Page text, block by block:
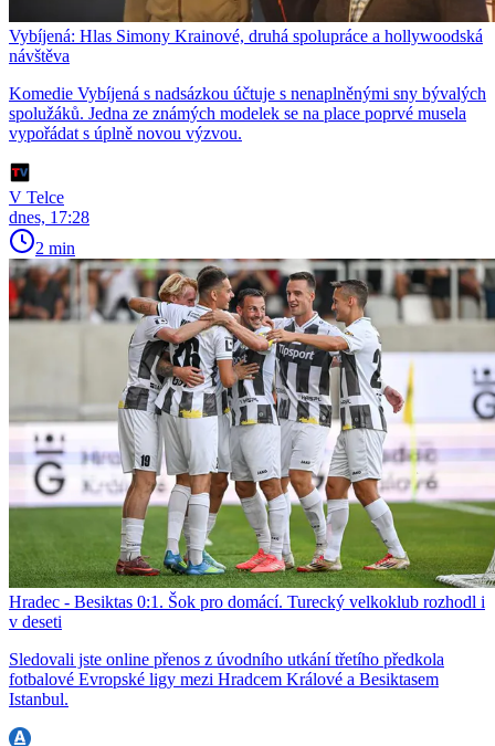
Vybíjená: Hlas Simony Krainové, druhá spolupráce a hollywoodská
návštěva
Komedie Vybíjená s nadsázkou účtuje s nenaplněnými sny bývalých
spolužáků. Jedna ze známých modelek se na place poprvé musela
vypořádat s úplně novou výzvou.
V Telce
dnes, 17:28
2 min
Hradec - Besiktas 0:1. Šok pro domácí. Turecký velkoklub rozhodl i
v deseti
Sledovali jste online přenos z úvodního utkání třetího předkola
fotbalové Evropské ligy mezi Hradcem Králové a Besiktasem
Istanbul.